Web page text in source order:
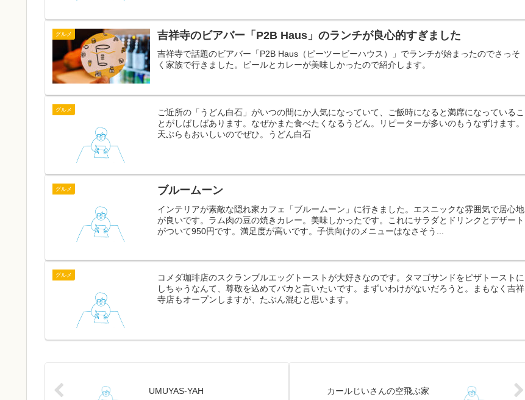
グルメ 吉祥寺のビアバー「P2B Haus」のランチが良心的すぎました
吉祥寺で話題のビアバー「P2B Haus（ピーツービーハウス）」でランチが始まったのでさっそ
く家族で行きました。ビールとカレーが美味しかったので紹介します。
グルメ
ご近所の「うどん白石」がいつの間にか人気になっていて、ご飯時になると満席になっているこ
とがしばしばあります。なぜかまた食べたくなるうどん。リピーターが多いのもうなずけます。
天ぷらもおいしいのでぜひ。うどん白石
グルメ ブルームーン
インテリアが素敵な隠れ家カフェ「ブルームーン」に行きました。エスニックな雰囲気で居心地
が良いです。ラム肉の豆の焼きカレー。美味しかったです。これにサラダとドリンクとデザート
がついて950円です。満足度が高いです。子供向けのメニューはなさそう...
グルメ
コメダ珈琲店のスクランブルエッグトーストが大好きなのです。タマゴサンドをピザトーストに
しちゃうなんて、尊敬を込めてバカと言いたいです。まずいわけがないだろうと。まもなく吉祥
寺店もオープンしますが、たぶん混むと思います。
UMUYAS-YAH カールじいさんの空飛ぶ家